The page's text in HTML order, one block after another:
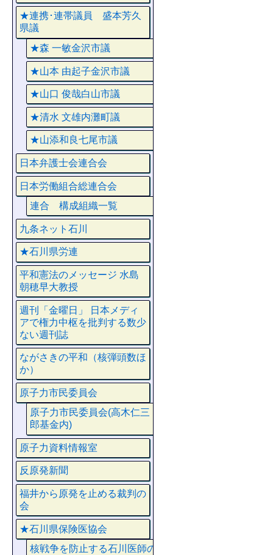
★連携･連帯議員 盛本芳久
県議
★森 一敏金沢市議
★山本 由起子金沢市議
★山口 俊哉白山市議
★清水 文雄内灘町議
★山添和良七尾市議
日本弁護士会連合会
日本労働組合総連合会
連合 構成組織一覧
九条ネット石川
★石川県労連
平和憲法のメッセージ 水島
朝穂早大教授
週刊「金曜日」 日本メディ
アで権力中枢を批判する数少
ない週刊誌
ながさきの平和（核弾頭数ほ
か）
原子力市民委員会
原子力市民委員会(高木仁三
郎基金内)
原子力資料情報室
反原発新聞
福井から原発を止める裁判の
会
★石川県保険医協会
核戦争を防止する石川医師の